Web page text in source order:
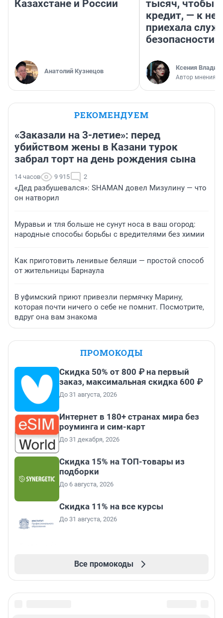
Казахстане и России
Анатолий Кузнецов
тысяч, чтобы
кредит, — к
приехала
безопасности
Ксения
Автор мнения
РЕКОМЕНДУЕМ
«Заказали на 3-летие»: перед
убийством жены в Казани турок
забрал торт на день рождения сына
14 часов 9 915 2
«Дед разбушевался»: SHAMAN довел Мизулину — что
он натворил
Муравьи и тля больше не сунут носа в ваш огород:
народные способы борьбы с вредителями без химии
Как приготовить ленивые беляши — простой способ
от жительницы Барнаула
В уфимский приют привезли пермячку Марину,
которая почти ничего о себе не помнит. Посмотрите,
вдруг она вам знакома
ПРОМОКОДЫ
Скидка 50% от 800 ₽ на первый
заказ, максимальная скидка 600 ₽
До 31 августа, 2026
Интернет в 180+ странах мира без
роуминга и сим-карт
До 31 декабря, 2026
Скидка 15% на ТОП-товары из
подборки
До 6 августа, 2026
Скидка 11% на все курсы
До 31 августа, 2026
Все промокоды